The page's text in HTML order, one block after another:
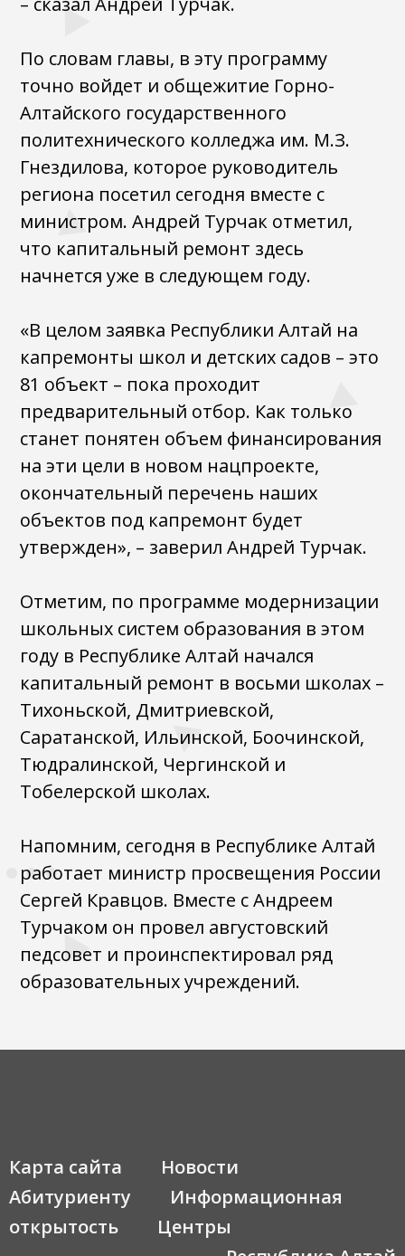
По словам главы, в эту программу
точно войдет и общежитие Горно-
Алтайского государственного
политехнического колледжа им. М.З.
Гнездилова, которое руководитель
региона посетил сегодня вместе с
министром. Андрей Турчак отметил,
что капитальный ремонт здесь
начнется уже в следующем году.
«В целом заявка Республики Алтай на
капремонты школ и детских садов – это
81 объект – пока проходит
предварительный отбор. Как только
станет понятен объем финансирования
на эти цели в новом нацпроекте,
окончательный перечень наших
объектов под капремонт будет
утвержден», – заверил Андрей Турчак.
Отметим, по программе модернизации
школьных систем образования в этом
году в Республике Алтай начался
капитальный ремонт в восьми школах –
Тихоньской, Дмитриевской,
Саратанской, Ильинской, Боочинской,
Тюдралинской, Чергинской и
Тобелерской школах.
Напомним, сегодня в Республике Алтай
работает министр просвещения России
Сергей Кравцов. Вместе с Андреем
Турчаком он провел августовский
педсовет и проинспектировал ряд
образовательных учреждений.
Карта сайта
Новости
Абитуриенту
Информационная
открытость
Центры